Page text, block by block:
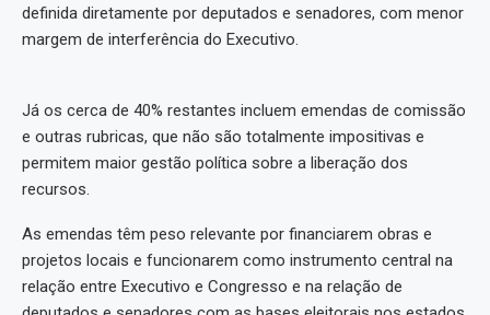
definida diretamente por deputados e senadores, com menor
margem de interferência do Executivo.
Já os cerca de 40% restantes incluem emendas de comissão
e outras rubricas, que não são totalmente impositivas e
permitem maior gestão política sobre a liberação dos
recursos.
As emendas têm peso relevante por financiarem obras e
projetos locais e funcionarem como instrumento central na
relação entre Executivo e Congresso e na relação de